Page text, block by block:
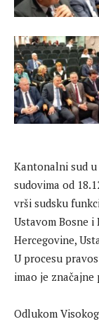
Kantonalni sud
sudovima od
vrši sudsku
Ustavom Bosne i
Hercegovine,
U procesu
imao je značajne
Odlukom